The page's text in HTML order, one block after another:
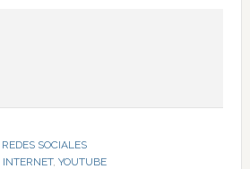
REDES SOCIALES
INTERNET, YOUTUBE